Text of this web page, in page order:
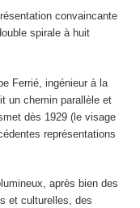
convaincante
spirale à huit
Ferrié, ingénieur à la
un chemin parallèle et
dès 1929 (le visage
représentations
après bien des
et culturelles, des